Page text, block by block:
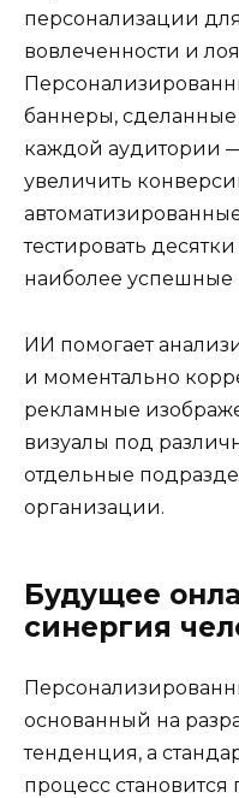
персонализации
вовлеченности и
баннеры, сделанные
каждой аудитории
увеличить
тестировать
наиболее
ИИ помогает
и моментально
рекламные
визуалы под
отдельные
организации.
Будущее
синергия
основанный на
тенденция, а
процесс становится